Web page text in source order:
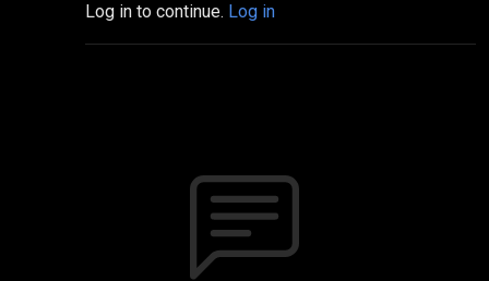
Log in to continue. Log in